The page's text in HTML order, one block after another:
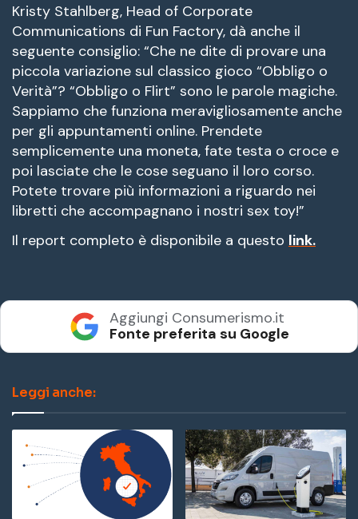
Kristy Stahlberg, Head of Corporate
Communications di Fun Factory, dà anche il
seguente consiglio: “Che ne dite di provare una
piccola variazione sul classico gioco “Obbligo o
Verità”? “Obbligo o Flirt” sono le parole magiche.
Sappiamo che funziona meravigliosamente anche
per gli appuntamenti online. Prendete
semplicemente una moneta, fate testa o croce e
poi lasciate che le cose seguano il loro corso.
Potete trovare più informazioni a riguardo nei
libretti che accompagnano i nostri sex toy!”
Il report completo è disponibile a questo link.
Aggiungi Consumerismo.it
Fonte preferita su Google
Leggi anche: